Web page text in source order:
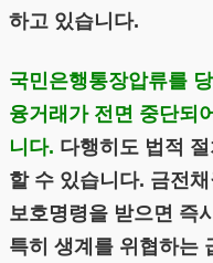
하고 있습니다.
국민은행통장압류를
융거래가 전면 중단되
니다. 다행히도 법적
할 수 있습니다. 금전
보호명령을 받으면 즉
특히 생계를 위협하는